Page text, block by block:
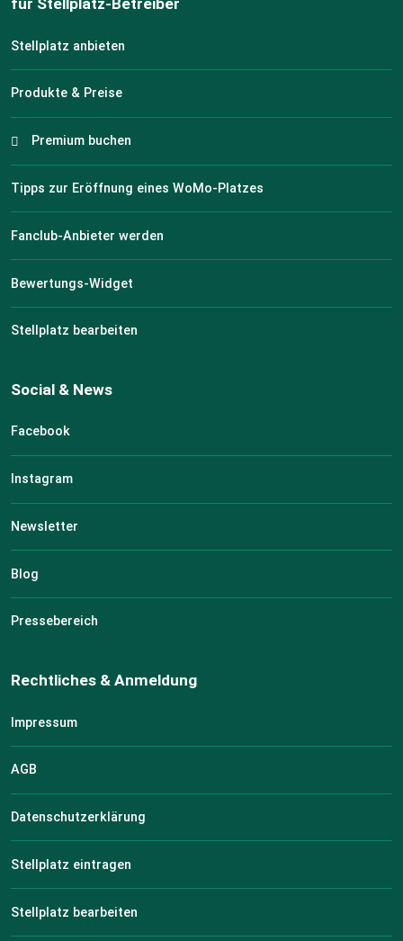
für Stellplatz-Betreiber
Stellplatz anbieten
Produkte & Preise
Premium buchen
Tipps zur Eröffnung eines WoMo-Platzes
Fanclub-Anbieter werden
Bewertungs-Widget
Stellplatz bearbeiten
Social & News
Facebook
Instagram
Newsletter
Blog
Pressebereich
Rechtliches & Anmeldung
Impressum
AGB
Datenschutzerklärung
Stellplatz eintragen
Stellplatz bearbeiten